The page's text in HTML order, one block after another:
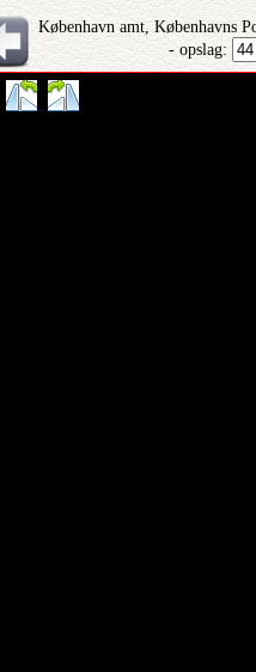
København amt, Københavns
- opslag: